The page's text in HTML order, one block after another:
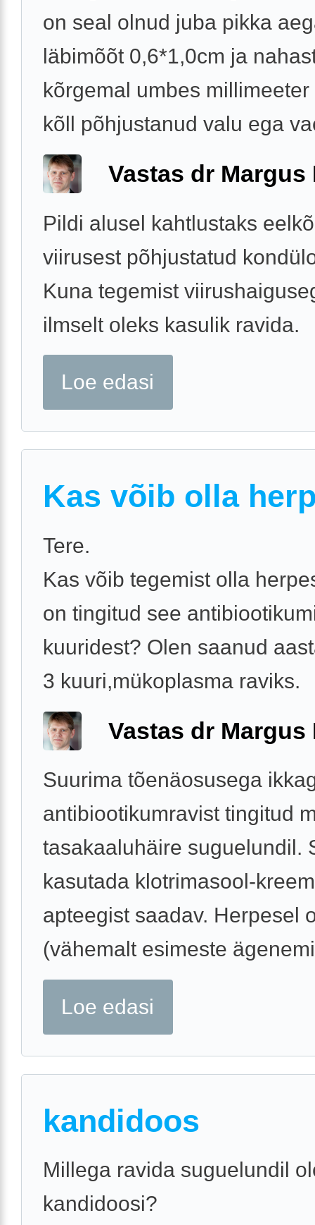
on seal olnud juba pikka
läbimõõt 0,6*1,0cm ja
kõrgemal umbes millimeeter
kõll põhjustanud valu ega
Vastas dr Margus
Pildi alusel kahtlustaks
viirusest põhjustatud
Kuna tegemist
ilmselt oleks kasulik ravida.
Loe edasi
Kas võib olla
Tere.
Kas võib tegemist olla
on tingitud see
kuuridest? Olen saanud
3 kuuri,mükoplasma raviks.
Vastas dr Margus
Suurima tõenäosusega
antibiootikumravist tingitud
tasakaaluhäire suguelundil.
kasutada klotrimasool-
apteegist saadav. Herpesel
(vähemalt esimeste
Loe edasi
kandidoos
Millega ravida suguelundil
kandidoosi?